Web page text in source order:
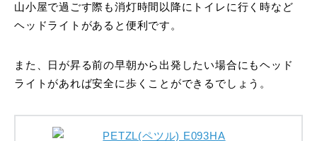
山小屋で過ごす際も消灯時間以降にトイレに行く時など
ヘッドライトがあると便利です。
また、日が昇る前の早朝から出発したい場合にもヘッド
ライトがあれば安全に歩くことができるでしょう。